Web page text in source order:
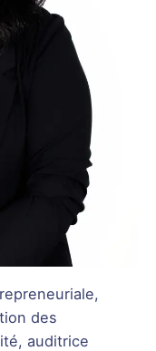
des
auditrice